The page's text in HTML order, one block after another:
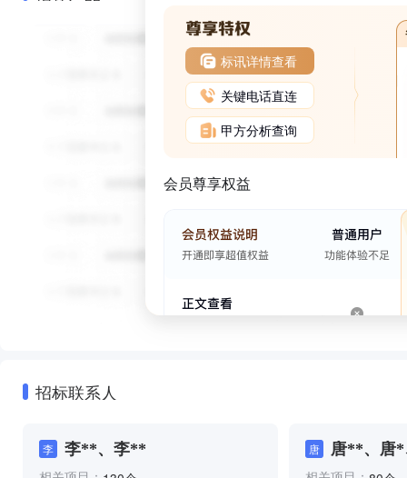
标讯详情查看
关键电话直连
甲方分析查询
会员尊享权益
招标联系人
李 李**、李** 唐 唐**、唐